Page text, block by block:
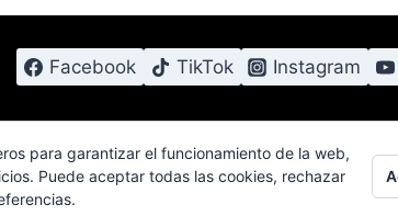
Facebook TikTok Instagram
Campeonato Extremo 4x4 Powered by
para garantizar el funcionamiento de la web,
Puede aceptar todas las cookies, rechazar